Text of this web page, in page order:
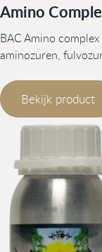
Amino
BAC Amino
aminozuren,
Bekijk product